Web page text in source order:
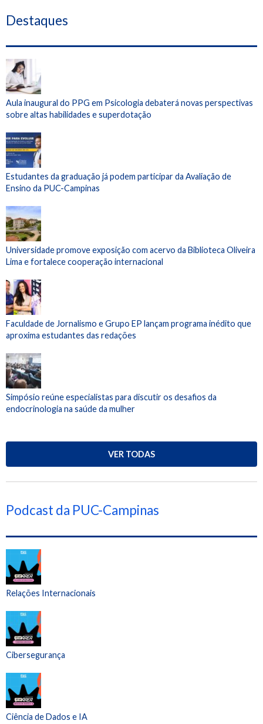
Destaques
Aula inaugural do PPG em Psicologia debaterá novas perspectivas
sobre altas habilidades e superdotação
Estudantes da graduação já podem participar da Avaliação de
Ensino da PUC-Campinas
Universidade promove exposição com acervo da Biblioteca Oliveira
Lima e fortalece cooperação internacional
Faculdade de Jornalismo e Grupo EP lançam programa inédito que
aproxima estudantes das redações
Simpósio reúne especialistas para discutir os desafios da
endocrinologia na saúde da mulher
VER TODAS
Podcast da PUC-Campinas
Relações Internacionais
Cibersegurança
Ciência de Dados e IA